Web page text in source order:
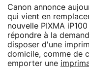
Canon annonce
qui vient en
nouvelle PIXMA
répondre à la
disposer d'une
domicile, comme de
emporter une